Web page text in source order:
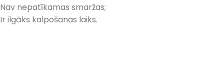
Nav nepatīkamas smaržas;
Ir ilgāks kalpošanas laiks.